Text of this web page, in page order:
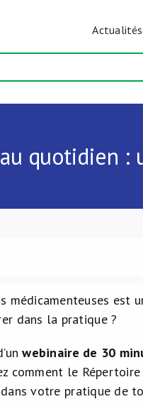
Actualités
quotidien
médicamenteuses est
dans la pratique ?
webinaire de 30
comment le
dans votre pratique de